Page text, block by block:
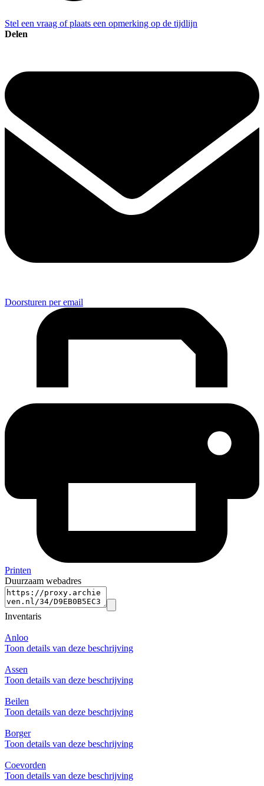
Stel een vraag of plaats een opmerking op de tijdlijn
Delen
Doorsturen per email
Printen
Duurzaam webadres
Inventaris
Anloo
Toon details van deze beschrijving
Assen
Toon details van deze beschrijving
Beilen
Toon details van deze beschrijving
Borger
Toon details van deze beschrijving
Coevorden
Toon details van deze beschrijving